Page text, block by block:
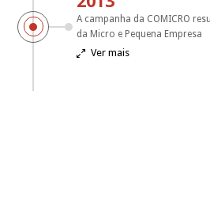
A campanha da COMICRO
da Micro e Pequena Empresa
 Ver mais